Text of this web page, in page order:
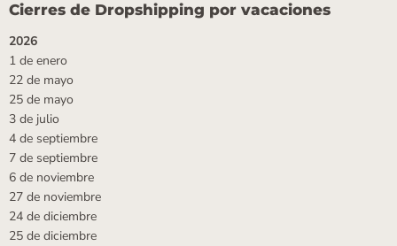
Cierres de Dropshipping por vacaciones
2026
1 de enero
22 de mayo
25 de mayo
3 de julio
4 de septiembre
7 de septiembre
6 de noviembre
27 de noviembre
24 de diciembre
25 de diciembre